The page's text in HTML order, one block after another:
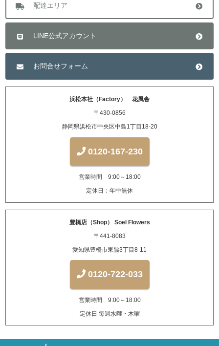
配達エリア
LINE公式アカウント
お問合せフォーム
浜松本社（Factory） 花風舎
〒430-0856
静岡県浜松市中央区中島1丁目18-20
0120-167-230
営業時間 9:00～18:00
定休日：年中無休
豊橋店（Shop） Soel Flowers
〒441-8083
愛知県豊橋市東脇3丁目8-11
0120-722-033
営業時間 9:00～18:00
定休日 毎週水曜・木曜